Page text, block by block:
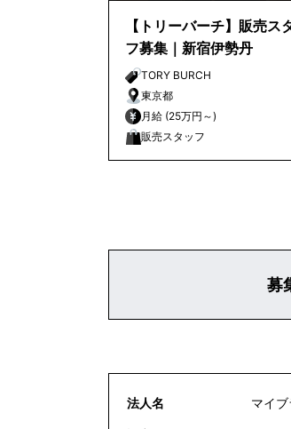
【トリーバーチ】販売ス
フ募集｜新宿伊勢丹
TORY BURCH
東京都
月給 (25万円～)
販売スタッフ
募
法人名 マイ